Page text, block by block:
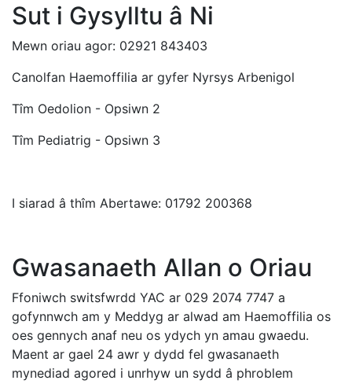
Sut i Gysylltu â Ni
Mewn oriau agor: 02921 843403
Canolfan Haemoffilia ar gyfer Nyrsys Arbenigol
Tîm Oedolion - Opsiwn 2
Tîm Pediatrig - Opsiwn 3
I siarad â thîm Abertawe: 01792 200368
Gwasanaeth Allan o Oriau
Ffoniwch switsfwrdd YAC ar 029 2074 7747 a
gofynnwch am y Meddyg ar alwad am Haemoffilia os
oes gennych anaf neu os ydych yn amau ​​gwaedu.
Maent ar gael 24 awr y dydd fel gwasanaeth
mynediad agored i unrhyw un sydd â phroblem